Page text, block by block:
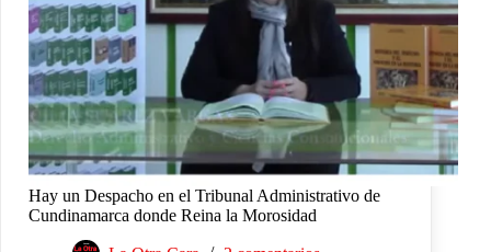
Hay un Despacho en el Tribunal Administrativo de
Cundinamarca donde Reina la Morosidad